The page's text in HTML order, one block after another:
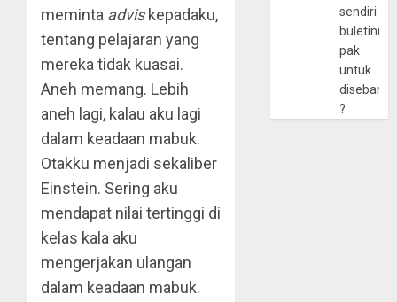
meminta adviskepadaku,
tentang pelajaran yang
mereka tidak kuasai.
Aneh memang. Lebih
aneh lagi, kalau aku lagi
dalam keadaan mabuk.
Otakku menjadi sekaliber
Einstein. Sering aku
mendapat nilai tertinggi di
kelas kala aku
mengerjakan ulangan
dalam keadaan mabuk.
sendiri
pak
untuk
?